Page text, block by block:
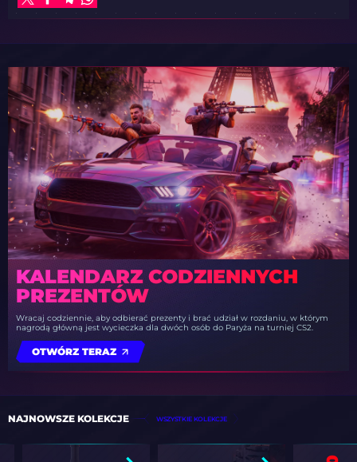
KALENDARZ CODZIENNYCH
PREZENTÓW
Wracaj codziennie, aby odbierać prezenty i brać udział w rozdaniu, w którym
nagrodą główną jest wycieczka dla dwóch osób do Paryża na turniej CS2.
OTWÓRZ TERAZ
NAJNOWSZE KOLEKCJE WSZYSTKIE KOLEKCJE